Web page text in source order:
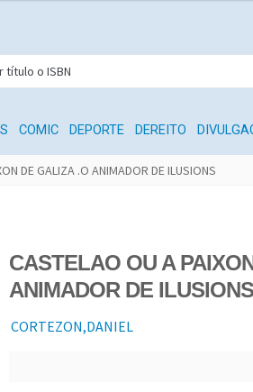
COMIC DEPORTE DEREITO
DE GALIZA .O ANIMADOR DE ILUSIONS
CASTELAO OU A
ANIMADOR DE ILUSIONS
CORTEZON,DANIEL